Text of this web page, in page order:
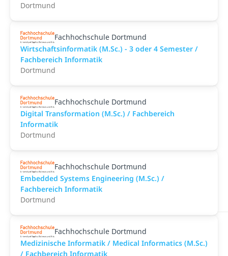
Dortmund
Fachhochschule Dortmund
Wirtschaftsinformatik (M.Sc.) - 3 oder 4 Semester /
Fachbereich Informatik
Dortmund
Fachhochschule Dortmund
Digital Transformation (M.Sc.) / Fachbereich
Informatik
Dortmund
Fachhochschule Dortmund
Embedded Systems Engineering (M.Sc.) /
Fachbereich Informatik
Dortmund
Fachhochschule Dortmund
Medizinische Informatik / Medical Informatics (M.Sc.)
/ Fachbereich Informatik